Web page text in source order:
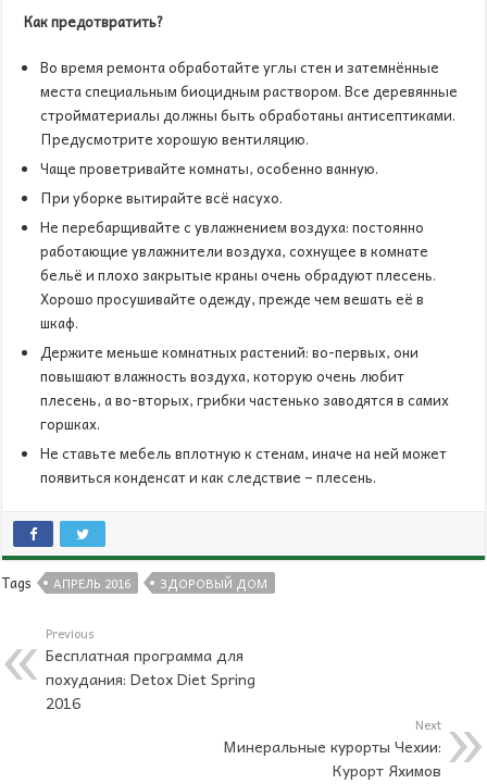
Как предотвратить?
Во время ремонта обработайте углы стен и затемнённые
места специальным биоцидным раствором. Все деревянные
стройматериалы должны быть обработаны антисептиками.
Предусмотрите хорошую вентиляцию.
Чаще проветривайте комнаты, особенно ванную.
При уборке вытирайте всё насухо.
Не перебарщивайте с увлажнением воздуха: постоянно
работающие увлажнители воздуха, сохнущее в комнате
бельё и плохо закрытые краны очень обрадуют плесень.
Хорошо просушивайте одежду, прежде чем вешать её в
шкаф.
Держите меньше комнатных растений: во-первых, они
повышают влажность воздуха, которую очень любит
плесень, а во-вторых, грибки частенько заводятся в самих
горшках.
Не ставьте мебель вплотную к стенам, иначе на ней может
появиться конденсат и как следствие – плесень.
Tags АПРЕЛЬ 2016 ЗДОРОВЫЙ ДОМ
Previous
Бесплатная программа для
похудания: Detox Diet Spring
2016
Next
Минеральные курорты Чехии:
Курорт Яхимов